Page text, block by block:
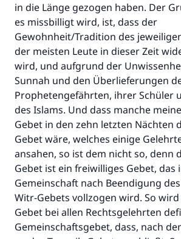
in die Länge gezogen haben. Der
es missbilligt wird, ist, dass der
Gewohnheit/Tradition des
der meisten Leute in dieser Zeit
wird, und aufgrund der
Sunnah und den Überlieferungen
Prophetengefährten, ihrer Schüler
des Islams. Und dass manche
Gebet in den zehn letzten Nächten
Gebet wäre, welches einige
ansahen, so ist dem nicht so, denn
Gebet ist ein freiwilliges Gebet, das
Gemeinschaft nach Beendigung
Witr-Gebets vollzogen wird. So wird
Gebet bei allen Rechtsgelehrten
Gemeinschaftsgebet, dass, nach